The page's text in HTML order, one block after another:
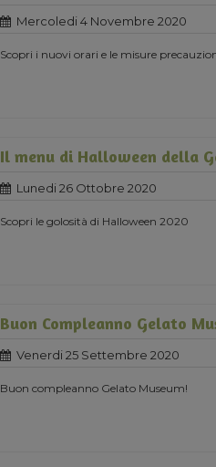
Mercoledi 4 Novembre 2020
Scopri i nuovi orari e le misure
Il menu di Halloween della
Lunedi 26 Ottobre 2020
Scopri le golosità di Halloween 2020
Buon Compleanno Gelato
Venerdi 25 Settembre 2020
Buon compleanno Gelato Museum!